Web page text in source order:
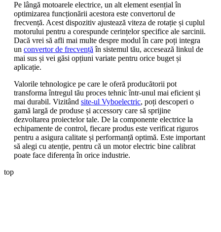
Pe lângă motoarele electrice, un alt element esențial în
optimizarea funcționării acestora este convertorul de
frecvență. Acest dispozitiv ajustează viteza de rotație și cuplul
motorului pentru a corespunde cerințelor specifice ale sarcinii.
Dacă vrei să afli mai multe despre modul în care poți integra
un convertor de frecvență în sistemul tău, accesează linkul de
mai sus și vei găsi opțiuni variate pentru orice buget și
aplicație.
Valorile tehnologice pe care le oferă producătorii pot
transforma întregul tău proces tehnic într-unul mai eficient și
mai durabil. Vizitând site-ul Vyboelectric, poți descoperi o
gamă largă de produse și accessory care să sprijine
dezvoltarea proiectelor tale. De la componente electrice la
echipamente de control, fiecare produs este verificat riguros
pentru a asigura calitate și performanță optimă. Este important
să alegi cu atenție, pentru că un motor electric bine calibrat
poate face diferența în orice industrie.
top